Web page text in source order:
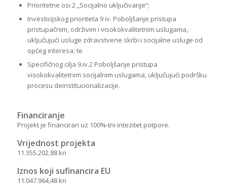
Prioritetne osi 2 „Socijalno uključivanje“;
Investicijskog prioriteta 9 iv. Poboljšanje pristupa
pristupačnim, održivim i visokokvalitetnim uslugama,
uključujući usluge zdravstvene skrbi i socijalne usluge od
općeg interesa; te
Specifičnog cilja 9.iv.2 Poboljšanje pristupa
visokokvalitetnim socijalnim uslugama, uključujući podršku
procesu deinstitucionalizacije.
Financiranje
Projekt je financiran uz 100%-tni intezitet potpore.
Vrijednost projekta
11.355.202,88 kn
Iznos koji sufinancira EU
11.047.964,48 kn